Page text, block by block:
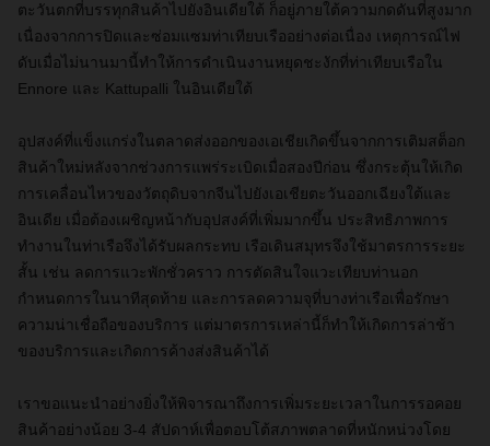
ตะวันตกที่บรรทุกสินค้าไปยังอินเดียใต้ ก็อยู่ภายใต้ความกดดันที่สูงมาก
เนื่องจากการปิดและซ่อมแซมท่าเทียบเรืออย่างต่อเนื่อง เหตุการณ์ไฟ
ดับเมื่อไม่นานมานี้ทำให้การดำเนินงานหยุดชะงักที่ท่าเทียบเรือใน
Ennore และ Kattupalli ในอินเดียใต้
อุปสงค์ที่แข็งแกร่งในตลาดส่งออกของเอเชียเกิดขึ้นจากการเติมสต็อก
สินค้าใหม่หลังจากช่วงการแพร่ระเบิดเมื่อสองปีก่อน ซึ่งกระตุ้นให้เกิด
การเคลื่อนไหวของวัตถุดิบจากจีนไปยังเอเชียตะวันออกเฉียงใต้และ
อินเดีย เมื่อต้องเผชิญหน้ากับอุปสงค์ที่เพิ่มมากขึ้น ประสิทธิภาพการ
ทำงานในท่าเรือจึงได้รับผลกระทบ เรือเดินสมุทรจึงใช้มาตรการระยะ
สั้น เช่น ลดการแวะพักชั่วคราว การตัดสินใจแวะเทียบท่านอก
กำหนดการในนาทีสุดท้าย และการลดความจุที่บางท่าเรือเพื่อรักษา
ความน่าเชื่อถือของบริการ แต่มาตรการเหล่านี้ก็ทำให้เกิดการล่าช้า
ของบริการและเกิดการค้างส่งสินค้าได้
เราขอแนะนำอย่างยิ่งให้พิจารณาถึงการเพิ่มระยะเวลาในการรอคอย
สินค้าอย่างน้อย 3-4 สัปดาห์เพื่อตอบโต้สภาพตลาดที่หนักหน่วงโดย